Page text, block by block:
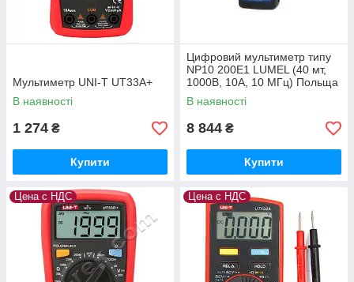
Мультиметр UNI-T UT33A+
В наявності
1 274 ₴
Купити
Цифровий мультиметр типу
NP10 200Е1 LUMEL (40 мт,
1000В, 10А, 10 МГц) Польща
з ПДВ
В наявності
8 844 ₴
Купити
Цена с НДС Цена с НДС